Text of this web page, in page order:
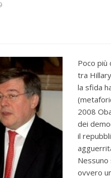
Poco più
tra
la sfida
2008
dei
il
ovvero